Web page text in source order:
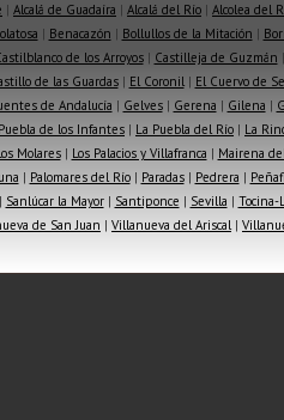
| Alcalá de Guadaíra | Alcalá del Río | Alcolea del
| Benacazón | Bollullos de la Mitación |
de los Arroyos| Castilleja de Guzmán |
de las Guardas| El Coronil| El Cuervo de
de Andalucía | Gelves| Gerena | Gilena |
de los Infantes | La Puebla del Río | La
Molares| Los Palacios y Villafranca | Mairena
| Palomares del Río| Paradas| Pedrera |
Sanlúcar la Mayor| Santiponce | Sevilla | Tocina-
de San Juan | Villanueva del Ariscal|